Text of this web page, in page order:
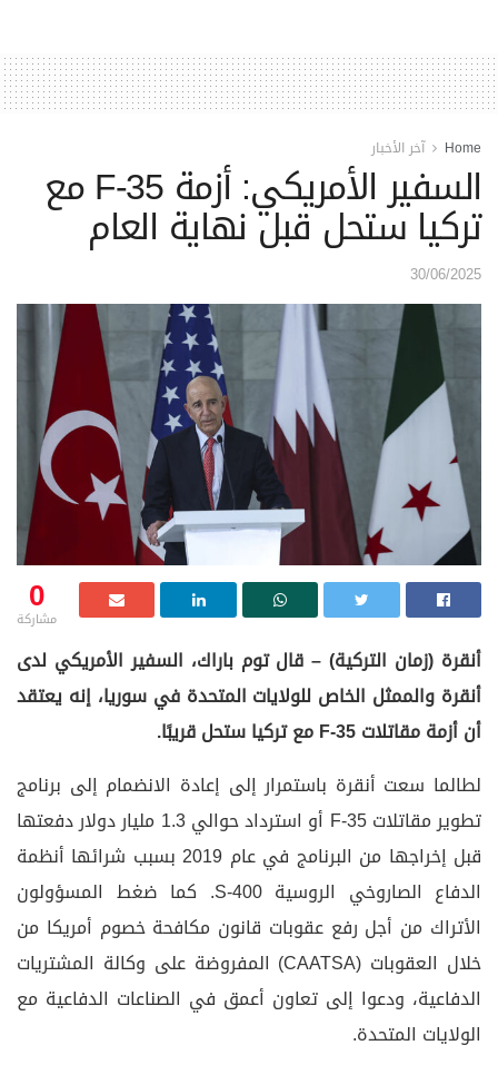
Home آخر الأخبار
السفير الأمريكي: أزمة F-35 مع
تركيا ستحل قبل نهاية العام
30/06/2025
0
مشاركة
أنقرة (زمان التركية) – قال توم باراك، السفير الأمريكي لدى
أنقرة والممثل الخاص للولايات المتحدة في سوريا، إنه يعتقد
أن أزمة مقاتلات F-35 مع تركيا ستحل قريبًا.
لطالما سعت أنقرة باستمرار إلى إعادة الانضمام إلى برنامج
تطوير مقاتلات F-35 أو استرداد حوالي 1.3 مليار دولار دفعتها
قبل إخراجها من البرنامج في عام 2019 بسبب شرائها أنظمة
الدفاع الصاروخي الروسية S-400. كما ضغط المسؤولون
الأتراك من أجل رفع عقوبات قانون مكافحة خصوم أمريكا من
خلال العقوبات (CAATSA) المفروضة على وكالة المشتريات
الدفاعية، ودعوا إلى تعاون أعمق في الصناعات الدفاعية مع
الولايات المتحدة.